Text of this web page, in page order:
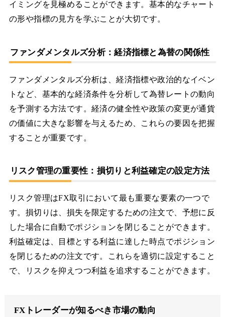
イミングを見極めることができます。基本的なチャート
の形や指標の見方を学ぶことが大切です。
ファンダメンタルズ分析：経済指標と為替の関係性
ファンダメンタルズ分析は、経済指標や政治的なイベン
トなど、基本的な経済条件を分析して為替レートの動向
を予測する方法です。経済の健全性や政策の変更が通貨
の価値に大きな影響を与えるため、これらの要因を把握
することが重要です。
リスク管理の重要性：損切りと利益確定の設定方法
リスク管理はFX取引において最も重要な要素の一つで
す。損切りは、損失を限定するための注文で、予想に反
した場合に自動でポジションを閉じることができます。
利益確定は、目標とする利益に達した時点でポジション
を閉じるための注文です。これらを適切に設定すること
で、リスクを抑えつつ利益を追求することができます。
FXトレーダーが知るべき市場の動向